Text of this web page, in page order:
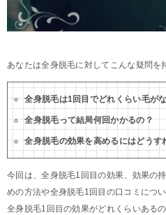
あなたは全身脱毛に対してこんな疑問を
全身脱毛は1回目でどれくらい毛が
全身脱毛って結局何回かかるの？
全身脱毛の効果を高めるにはどうす
今回は、全身脱毛1回目の効果、効果の
めの方法や全身脱毛1回目の口コミにつ
全身脱毛1回目の効果がどれくらいある